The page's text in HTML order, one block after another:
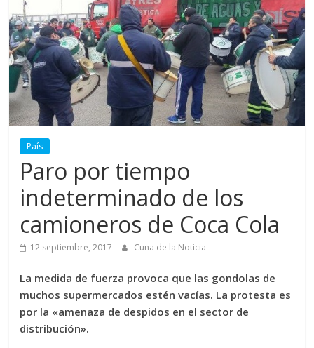
País
Paro por tiempo
indeterminado de los
camioneros de Coca Cola
12 septiembre, 2017 Cuna de la Noticia
La medida de fuerza provoca que las gondolas de
muchos supermercados estén vacías. La protesta es
por la «amenaza de despidos en el sector de
distribución».